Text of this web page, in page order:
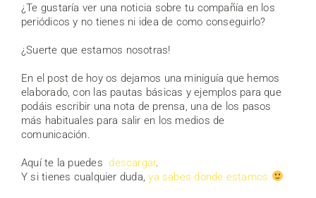
¿Te gustaría ver una noticia sobre tu compañía en los
periódicos y no tienes ni idea de como conseguirlo?
¿Suerte que estamos nosotras!
En el post de hoy os dejamos una miniguía que hemos
elaborado, con las pautas básicas y ejemplos para que
podáis escribir una nota de prensa, una de los pasos
más habituales para salir en los medios de
comunicación.
Aquí te la puedesdescargar.
Y si tienes cualquier duda,ya sabes donde estamos